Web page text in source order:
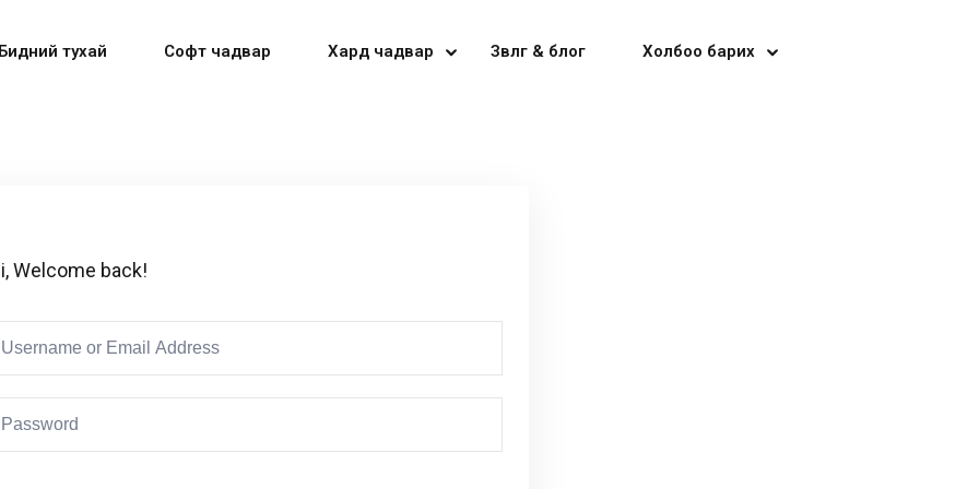
тухай Софт чадвар Хард чадвар Зөвлөгөө & блог Холбоо барих
Welcome back!
Don’t have an account?Sign up